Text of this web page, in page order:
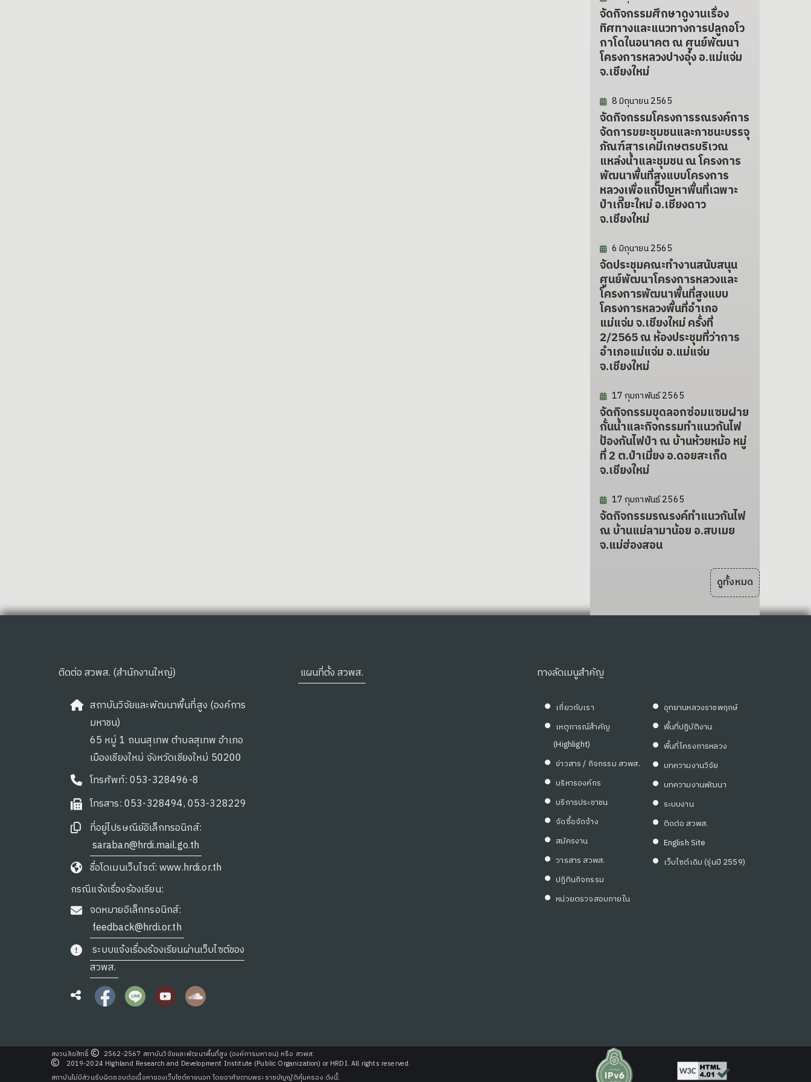
จัดกิจกรรมศึกษาดูงานเรื่อง
ทิศทางและแนวทางการปลูกอโว
กาโดในอนาคต ณ ศูนย์พัฒนา
โครงการหลวงปางอุ๋ง อ.แม่แจ่ม
จ.เชียงใหม่
8 มิถุนายน 2565
จัดกิจกรรมโครงการรณรงค์การ
จัดการขยะชุมชนและภาชนะบรรจุ
ภัณฑ์สารเคมีเกษตรบริเวณ
แหล่งน้ำและชุมชน ณ โครงการ
พัฒนาพื้นที่สูงแบบโครงการ
หลวงเพื่อแก้ปัญหาพื้นที่เฉพาะ
ป่าเกี๊ยะใหม่ อ.เชียงดาว
จ.เชียงใหม่
6 มิถุนายน 2565
จัดประชุมคณะทำงานสนับสนุน
ศูนย์พัฒนาโครงการหลวงและ
โครงการพัฒนาพื้นที่สูงแบบ
โครงการหลวงพื้นที่อำเภอ
แม่แจ่ม จ.เชียงใหม่ ครั้งที่
2/2565 ณ ห้องประชุมที่ว่าการ
อำเภอแม่แจ่ม อ.แม่แจ่ม
จ.เชียงใหม่
17 กุมภาพันธ์ 2565
จัดกิจกรรมขุดลอกซ่อมแซมฝาย
กั้นน้ำและกิจกรรมทำแนวกันไฟ
ป้องกันไฟป่า ณ บ้านห้วยหม้อ หมู่
ที่ 2 ต.ป่าเมี่ยง อ.ดอยสะเก็ด
จ.เชียงใหม่
17 กุมภาพันธ์ 2565
จัดกิจกรรมรณรงค์ทำแนวกันไฟ
ณ บ้านแม่ลามาน้อย อ.สบเมย
จ.แม่ฮ่องสอน
ดูทั้งหมด
ติดต่อ สวพส. (สำนักงานใหญ่)
สถาบันวิจัยและพัฒนาพื้นที่สูง (องค์การ
มหาชน)
65 หมู่ 1 ถนนสุเทพ ตำบลสุเทพ อำเภอ
เมืองเชียงใหม่ จังหวัดเชียงใหม่ 50200
โทรศัพท์: 053-328496-8
โทรสาร: 053-328494, 053-328229
ที่อยู่ไปรษณีย์อิเล็กทรอนิกส์:
saraban@hrdi.mail.go.th
ชื่อโดเมนเว็บไซต์: www.hrdi.or.th
กรณีแจ้งเรื่องร้องเรียน:
จดหมายอิเล็กทรอนิกส์:
feedback@hrdi.or.th
ระบบแจ้งเรื่องร้องเรียนผ่านเว็บไซต์ของ
สวพส.
แผนที่ตั้ง สวพส. ทางลัดเมนูสำคัญ
เกี่ยวกับเรา
เหตุการณ์สำคัญ
(Highlight)
ข่าวสาร / กิจกรรม สวพส.
บริหารองค์กร
บริการประชาชน
จัดซื้อจัดจ้าง
สมัครงาน
วารสาร สวพส.
ปฏิทินกิจกรรม
หน่วยตรวจสอบภายใน
อุทยานหลวงราชพฤกษ์
พื้นที่ปฏิบัติงาน
พื้นที่โครงการหลวง
บทความงานวิจัย
บทความงานพัฒนา
ระบบงาน
ติดต่อ สวพส.
English Site
เว็บไซต์เดิม (รุ่นปี 2559)
สงวนลิขสิทธิ์
2562-2567 สถาบันวิจัยและพัฒนาพื้นที่สูง (องค์การมหาชน) หรือ สวพส.
2019-2024 Highland Research and Development Institute (Public Organization) or HRDI. All rights reserved.
สถาบันไม่มีส่วนรับผิดชอบต่อเนื้อหาของเว็บไซต์ภายนอก โดยอาศัยตามพระราชบัญญัติคุ้มครอง ดังนี้: